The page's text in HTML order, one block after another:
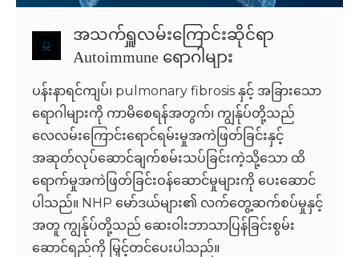
အသက်ရှူလမ်းကြောင်းဆိုင်ရာ
Autoimmune ရောဂါများ
ပန်းနာရင်ကျပ်၊ pulmonary fibrosis နှင့် အခြားသော
ရောဂါများကို ကာမိစေရန်အတွက်၊ ကျွန်ုပ်တို့သည်
လေလမ်းကြောင်းရောင်ရမ်းမှုအကဲဖြတ်ခြင်းနှင့်
အဆုတ်လုပ်ဆောင်ချက်စမ်းသပ်ခြင်းကဲ့သို့သော ထိ
ရောက်မှုအကဲဖြတ်ခြင်းဝန်ဆောင်မှုများကို ပေးဆောင်
ပါသည်။ NHP မော်ဒယ်များ၏ လက်တွေ့ဆက်စပ်မှုနှင့်
အတူ ကျွန်ုပ်တို့သည် ဆေးဝါးဘာသာပြန်ခြင်းစွမ်း
ဆောင်ရည်ကို မြှင့်တင်ပေးပါသည်။